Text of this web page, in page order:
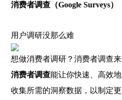
消费者调查（Google Surveys）
用户调研没那么难
想做消费者调研？消费者调查
消费者调查能让你快速、高效
收集所需的洞察数据，以制定